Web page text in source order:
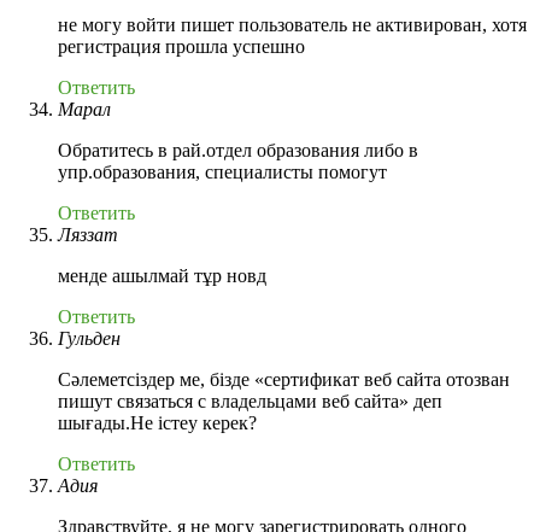
не могу войти пишет пользователь не активирован, хотя
регистрация прошла успешно
Ответить
Марал
Обратитесь в рай.отдел образования либо в
упр.образования, специалисты помогут
Ответить
Ляззат
менде ашылмай тұр новд
Ответить
Гульден
Сәлеметсіздер ме, бізде «сертификат веб сайта отозван
пишут связаться с владельцами веб сайта» деп
шығады.Не істеу керек?
Ответить
Адия
Здравствуйте, я не могу зарегистрировать одного